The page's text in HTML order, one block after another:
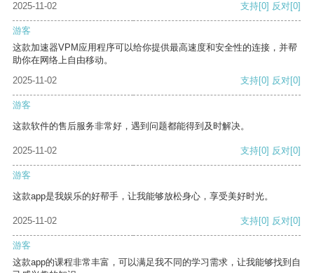
2025-11-02 支持[0] 反对[0]
游客
这款加速器VPM应用程序可以给你提供最高速度和安全性的连接，并帮
助你在网络上自由移动。
2025-11-02
支持[0] 反对[0]
游客
这款软件的售后服务非常好，遇到问题都能得到及时解决。
2025-11-02 支持[0] 反对[0]
游客
这款app是我娱乐的好帮手，让我能够放松身心，享受美好时光。
2025-11-02 支持[0] 反对[0]
游客
这款app的课程非常丰富，可以满足我不同的学习需求，让我能够找到自